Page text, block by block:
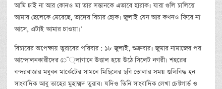
আমি চাই না আর কোনও মা তার সন্তানকে এভাবে হারাক। যারা গুলি চালিয়ে
আমার ছেলেকে মেরেছে, তাদের বিচার হোক। জুলাই যেন আর কখনও ফিরে না
আসে, এটাই আমার চাওয়া।’
বিচারের অপেক্ষায় তুরাবের পরিবার : ১৮ জুলাই, শুক্রবার। জুমার নামাজের পর
আন্দোলনকারীদের ে¯্লাগানে উত্তাল হয়ে উঠে সিলেট নগরী। শহরের
বন্দরবাজার মধুবন মার্কেটের সামনে মিছিলের ছবি তোলার সময় গুলিবিদ্ধ হন
সাংবাদিক আবু তাহের মুহাম্মদ তুরাব। যদিও তিনি সাংবাদিক লেখা চেস্টগার্ড ও